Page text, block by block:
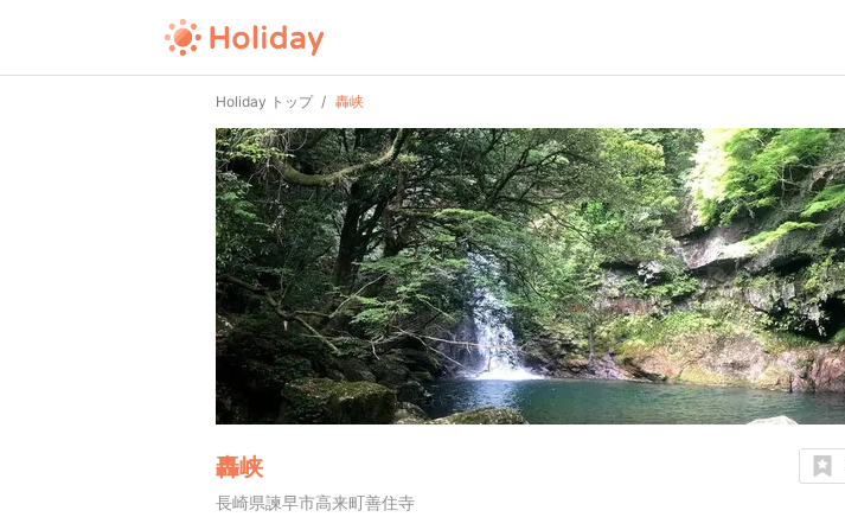
Holiday トップ 轟峡
轟峡
長崎県諫早市高来町善住寺